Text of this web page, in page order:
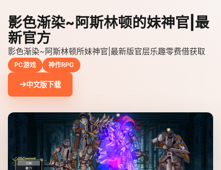
影色渐染~阿斯林顿的妹神官|最
新官方
影色渐染~阿斯林顿所妹神官|最新版官层乐趣零费借获取
PC游戏 神作RPG
中文版下载